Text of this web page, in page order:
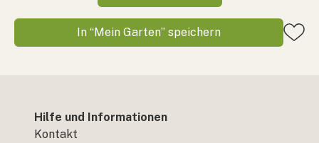
In “Mein Garten” speichern
Hilfe und Informationen
Kontakt